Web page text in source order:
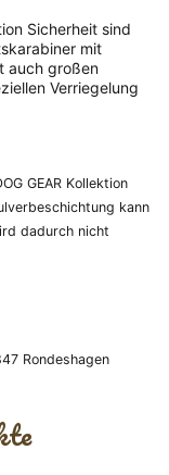
Sicherheit sind
mit
auch großen
Verriegelung
GEAR Kollektion
kann
dadurch nicht
Rondeshagen